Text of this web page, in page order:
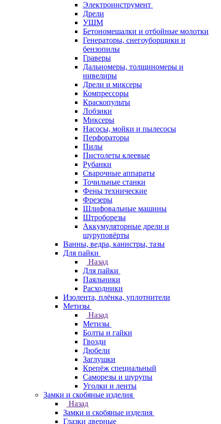
Электроинструмент
Дрели
УШМ
Бетономешалки и отбойные молотки
Генераторы, снегоуборщики и
бензопилы
Граверы
Дальномеры, толщиномеры и
нивелиры
Дрели и миксеры
Компрессоры
Краскопульты
Лобзики
Миксеры
Насосы, мойки и пылесосы
Перфораторы
Пилы
Пистолеты клеевые
Рубанки
Сварочные аппараты
Точильные станки
Фены технические
Фрезеры
Шлифовальные машины
Штроборезы
Аккумуляторные дрели и
шуруповёрты
Ванны, ведра, канистры, тазы
Для пайки
Назад
Для пайки
Паяльники
Расходники
Изолента, плёнка, уплотнители
Метизы
Назад
Метизы
Болты и гайки
Гвозди
Дюбели
Заглушки
Крепёж специальный
Саморезы и шурупы
Уголки и ленты
Замки и скобяные изделия
Назад
Замки и скобяные изделия
Глазки дверные